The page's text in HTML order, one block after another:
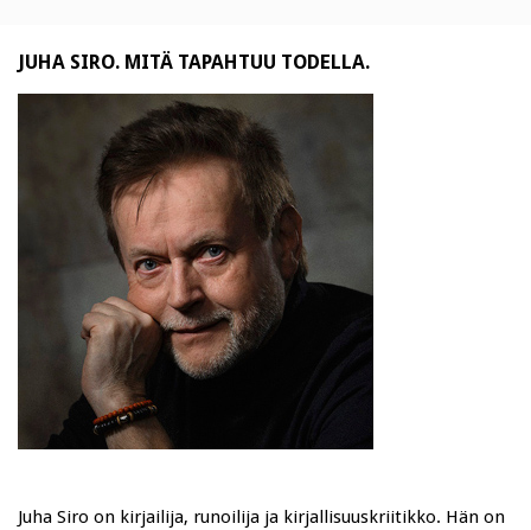
JUHA SIRO. MITÄ TAPAHTUU TODELLA.
Juha Siro on kirjailija, runoilija ja kirjallisuuskriitikko. Hän on